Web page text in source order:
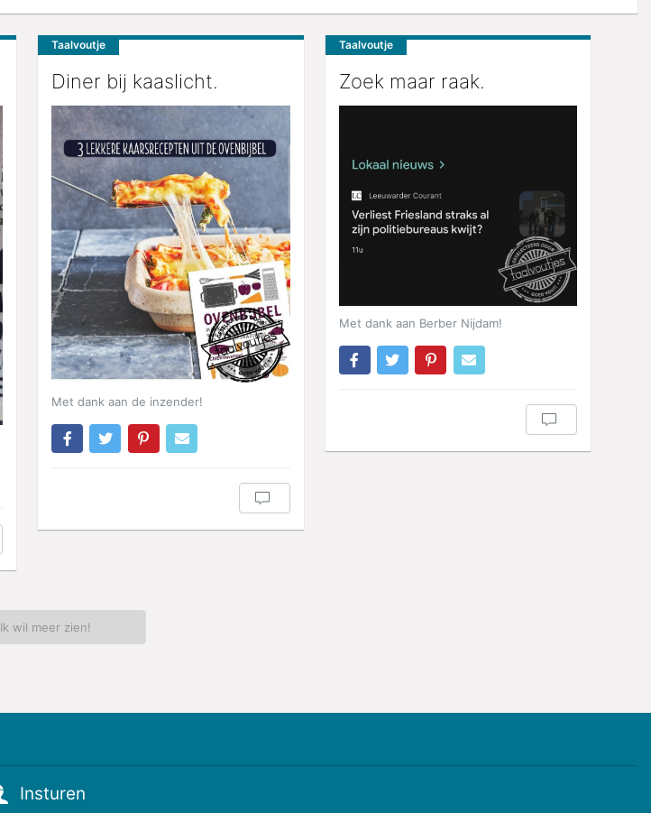
Taalvoutje
Diner bij kaaslicht.
Met dank aan de inzender!
Taalvoutje
Zoek maar raak.
Met dank aan Berber Nijdam!
Ik wil meer zien!
Insturen